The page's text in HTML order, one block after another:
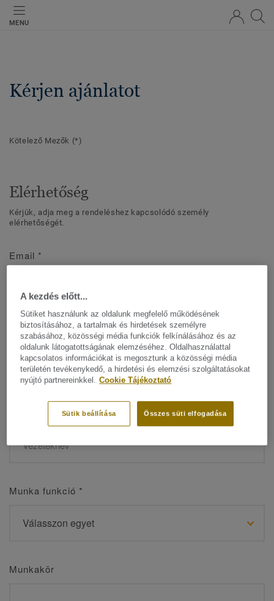
MENU
Kérjen ajánlatot
Kötelező Mezők (*)
Elérhetőség
Kérjük, adja meg a rendeléshez kapcsolódó személy
elérhetőségét.
Email *
Név*
Vezetéknév*
Munka funkció *
Munkakör
A kezdés előtt...
Sütiket használunk az oldalunk megfelelő működésének
biztosításához, a tartalmak és hirdetések személyre
szabásához, közösségi média funkciók felkínálásához és az
oldalunk látogatottságának elemzéséhez. Oldalhasználattal
kapcsolatos információkat is megosztunk a közösségi média
területén tevékenykedő, a hirdetési és elemzési szolgáltatásokat
nyújtó partnereinkkel. Cookie Tájékoztató
Összes süti elfogadása
Sütik beállítása